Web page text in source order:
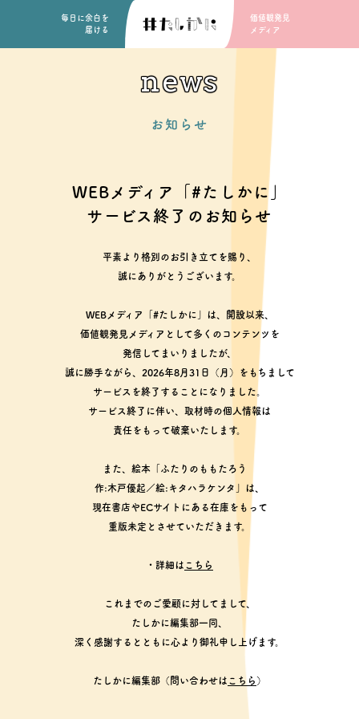
毎日に余白を
届ける
価値観発見
メディア
news
お知らせ
WEBメディア「#たしかに」
サービス終了のお知らせ
平素より格別のお引き立てを賜り、
誠にありがとうございます。
WEBメディア「#たしかに」は、開設以来、
価値観発見メディアとして多くのコンテンツを
発信してまいりましたが、
誠に勝手ながら、2026年8月31日（月）をもちまして
サービスを終了することになりました。
サービス終了に伴い、取材時の個人情報は
責任をもって破棄いたします。
また、絵本「ふたりのももたろう
作:木戸優起／絵:キタハラケンタ」は、
現在書店やECサイトにある在庫をもって
重版未定とさせていただきます。
・詳細は こちら
これまでのご愛顧に対してまして、
たしかに編集部一同、
深く感謝するとともに心より御礼申し上げます。
たしかに編集部（問い合わせは こちら ）